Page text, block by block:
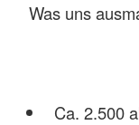
Was uns
Ca. 2.500